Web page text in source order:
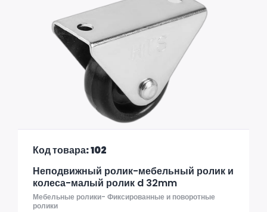
Код товара: 102
Неподвижный ролик-мебельный ролик и
колеса-малый ролик d 32mm
Мебельные ролики- Фиксированные и поворотные
ролики